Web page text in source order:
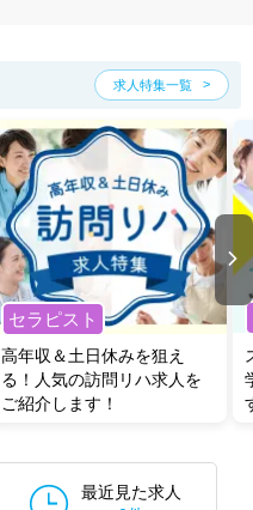
求人特集一覧
セラピスト
高年収＆土日休みを狙え
る！人気の訪問リハ求人を
ご紹介します！
最近見た求人